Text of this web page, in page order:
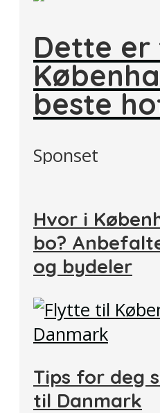
Dette er
beste
Sponset
Hvor i
bo?
og bydeler
Tips for deg
til Danmark